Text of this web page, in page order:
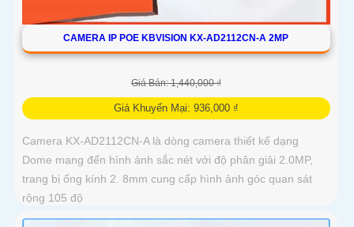
CAMERA IP POE KBVISION KX-AD2112CN-A 2MP
Giá Bán: 1,440,000 ₫
Giá Khuyến Mại: 936,000 ₫
Camera KX-AD2112CN-A là dòng camera thiết kế dạng
Dome mang đến hình ảnh sắc nét với độ phân giải 2.0MP,
trang bị ống kính 2. 8mm cung cấp hình ảnh góc quan sát
rộng 105 độ